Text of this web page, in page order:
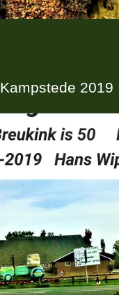
Kampstede 2019